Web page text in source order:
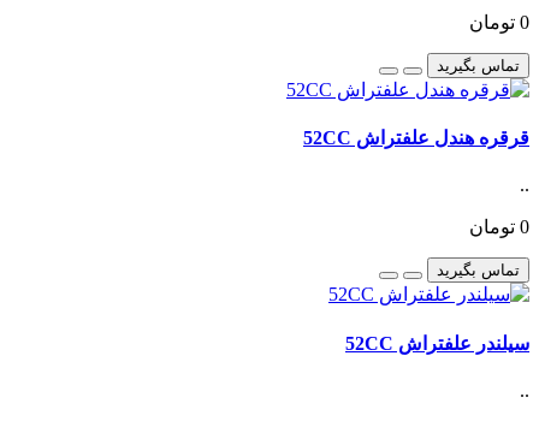
0 تومان
تماس بگیرید
قرقره هندل علفتراش 52CC
..
0 تومان
تماس بگیرید
سیلندر علفتراش 52CC
..